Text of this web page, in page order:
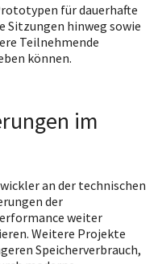
für dauerhafte
Sitzungen hinweg sowie
Teilnehmende
können.
im
an der technischen
der
weiter
Weitere Projekte
Speicherverbrauch,